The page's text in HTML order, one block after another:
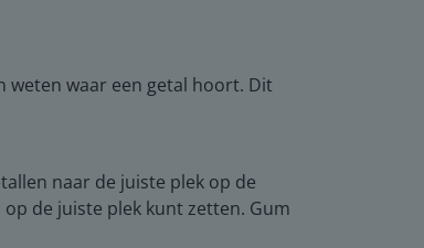
weten waar een getal hoort. Dit
naar de juiste plek op de
de juiste plek kunt zetten. Gum